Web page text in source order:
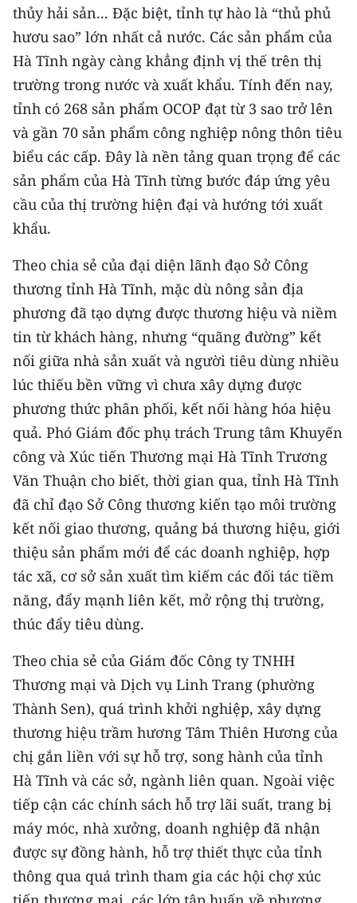
Video
Media Chính trị
Media Kinh tế
Media Văn hóa
Media Xã hội
Media Pháp luật
Media Du lịch
Media Thế giới
Media Thể thao
Media Giáo dục
Media Y tế
Media Khoa học - Công nghệ
Media Môi trường
Ảnh
Infographic
TIN MỚI
TIN ĐỊA PHƯƠNG
Trung du và miền núi phía Bắc
Đồng bằng sông Hồng
Bắc Trung Bộ
Duyên hải Nam Trung Bộ và Tây
Nguyên
Đông Nam Bộ
Đồng bằng sông Cửu Long
Chuyên trang Hà Nội
thủy hải sản... Đặc biệt, tỉnh tự hào là “thủ phủ
hươu sao” lớn nhất cả nước. Các sản phẩm của
Hà Tĩnh ngày càng khẳng định vị thế trên thị
trường trong nước và xuất khẩu. Tính đến nay,
tỉnh có 268 sản phẩm OCOP đạt từ 3 sao trở lên
và gần 70 sản phẩm công nghiệp nông thôn tiêu
biểu các cấp. Đây là nền tảng quan trọng để các
sản phẩm của Hà Tĩnh từng bước đáp ứng yêu
cầu của thị trường hiện đại và hướng tới xuất
khẩu.
Theo chia sẻ của đại diện lãnh đạo Sở Công
thương tỉnh Hà Tĩnh, mặc dù nông sản địa
phương đã tạo dựng được thương hiệu và niềm
tin từ khách hàng, nhưng “quãng đường” kết
nối giữa nhà sản xuất và người tiêu dùng nhiều
lúc thiếu bền vững vì chưa xây dựng được
phương thức phân phối, kết nối hàng hóa hiệu
quả. Phó Giám đốc phụ trách Trung tâm Khuyến
công và Xúc tiến Thương mại Hà Tĩnh Trương
Văn Thuận cho biết, thời gian qua, tỉnh Hà Tĩnh
đã chỉ đạo Sở Công thương kiến tạo môi trường
kết nối giao thương, quảng bá thương hiệu, giới
thiệu sản phẩm mới để các doanh nghiệp, hợp
tác xã, cơ sở sản xuất tìm kiếm các đối tác tiềm
năng, đẩy mạnh liên kết, mở rộng thị trường,
thúc đẩy tiêu dùng.
Theo chia sẻ của Giám đốc Công ty TNHH
Thương mại và Dịch vụ Linh Trang (phường
Thành Sen), quá trình khởi nghiệp, xây dựng
thương hiệu trầm hương Tâm Thiên Hương của
chị gắn liền với sự hỗ trợ, song hành của tỉnh
Hà Tĩnh và các sở, ngành liên quan. Ngoài việc
tiếp cận các chính sách hỗ trợ lãi suất, trang bị
máy móc, nhà xưởng, doanh nghiệp đã nhận
được sự đồng hành, hỗ trợ thiết thực của tỉnh
thông qua quá trình tham gia các hội chợ xúc